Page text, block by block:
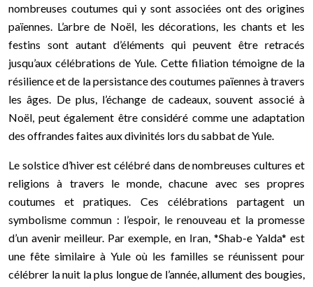
nombreuses coutumes qui y sont associées ont des origines
païennes. L’arbre de Noël, les décorations, les chants et les
festins sont autant d’éléments qui peuvent être retracés
jusqu’aux célébrations de Yule. Cette filiation témoigne de la
résilience et de la persistance des coutumes païennes à travers
les âges. De plus, l’échange de cadeaux, souvent associé à
Noël, peut également être considéré comme une adaptation
des offrandes faites aux divinités lors du sabbat de Yule.
Le solstice d’hiver est célébré dans de nombreuses cultures et
religions à travers le monde, chacune avec ses propres
coutumes et pratiques. Ces célébrations partagent un
symbolisme commun : l’espoir, le renouveau et la promesse
d’un avenir meilleur. Par exemple, en Iran, *Shab-e Yalda* est
une fête similaire à Yule où les familles se réunissent pour
célébrer la nuit la plus longue de l’année, allument des bougies,